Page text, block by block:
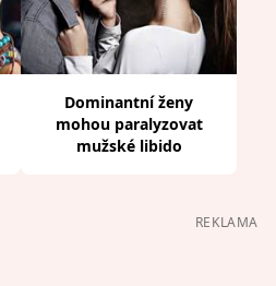
Dominantní ženy
mohou paralyzovat
mužské libido
REKLAMA